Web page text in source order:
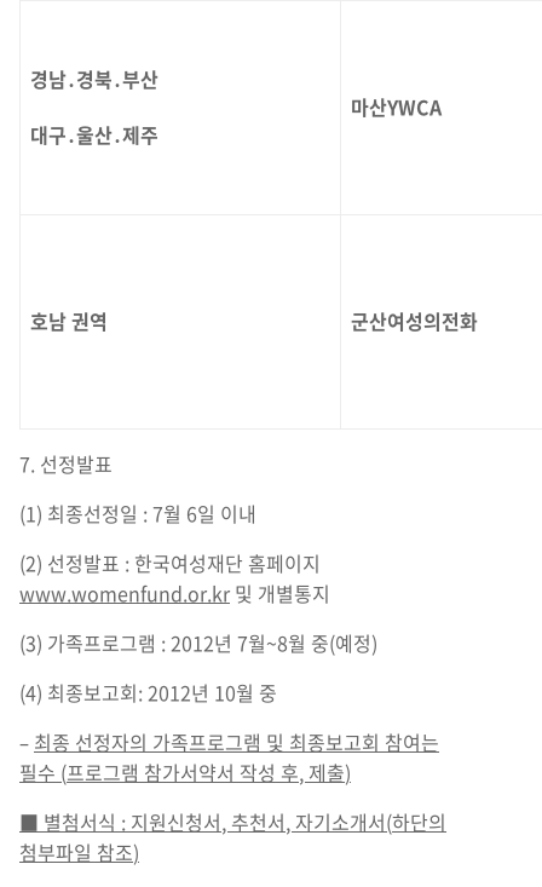
경남․경북․부산
대구․울산․제주
마산YWCA
호남 권역 군산여성의전화
7. 선정발표
(1) 최종선정일 : 7월 6일 이내
(2) 선정발표 : 한국여성재단 홈페이지
www.womenfund.or.kr 및 개별통지
(3) 가족프로그램 : 2012년 7월~8월 중(예정)
(4) 최종보고회: 2012년 10월 중
– 최종 선정자의 가족프로그램 및 최종보고회 참여는
필수 (프로그램 참가서약서 작성 후, 제출)
■ 별첨서식 : 지원신청서, 추천서, 자기소개서(하단의
첨부파일 참조)